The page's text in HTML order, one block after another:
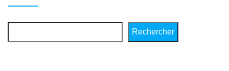
Rechercher